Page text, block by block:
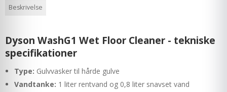
Beskrivelse
Dyson WashG1 Wet Floor Cleaner - tekniske
specifikationer
Type: Gulvvasker til hårde gulve
Vandtanke: 1 liter rentvand og 0,8 liter snavset vand